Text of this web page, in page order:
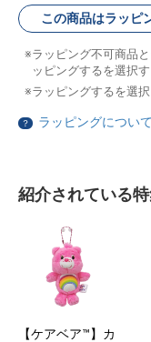
この商品はラッピ
ラッピング不可商品
ッピングするを選択
ラッピングするを選
？ ラッピングについて
紹介されている
【ケアベア™】カ